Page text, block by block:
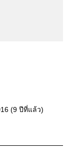
(9 ปีที่แล้ว)